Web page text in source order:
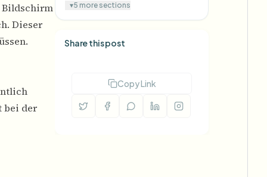
Bildschirm
Dieser
bei der
▾5 more sections
Share this post
Copy Link